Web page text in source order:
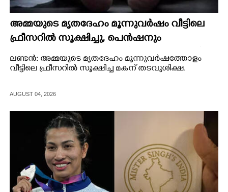
അമ്മയുടെ മൃതദേഹം മൂന്നുവർഷം വീട്ടിലെ
ഫ്രീസറിൽ സൂക്ഷിച്ചു, പെൻഷനും
ആനുകൂല്യങ്ങളും കൈപ്പറ്റി; മകന് തടവുശിക്ഷ
ലണ്ടൻ: അമ്മയുടെ മൃതദേഹം മൂന്നുവർഷത്തോളം
വീട്ടിലെ ഫ്രീസറിൽ സൂക്ഷിച്ച മകന് തടവുശിക്ഷ.
AUGUST 04, 2026